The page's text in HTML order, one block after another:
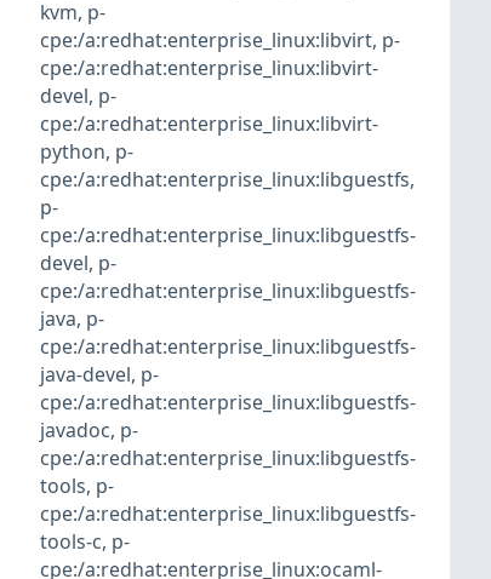
kvm, p-
cpe:/a:redhat:enterprise_linux:libvirt, p-
cpe:/a:redhat:enterprise_linux:libvirt-
devel, p-
cpe:/a:redhat:enterprise_linux:libvirt-
python, p-
cpe:/a:redhat:enterprise_linux:libguestfs,
p-
cpe:/a:redhat:enterprise_linux:libguestfs-
devel, p-
cpe:/a:redhat:enterprise_linux:libguestfs-
java, p-
cpe:/a:redhat:enterprise_linux:libguestfs-
java-devel, p-
cpe:/a:redhat:enterprise_linux:libguestfs-
javadoc, p-
cpe:/a:redhat:enterprise_linux:libguestfs-
tools, p-
cpe:/a:redhat:enterprise_linux:libguestfs-
tools-c, p-
cpe:/a:redhat:enterprise_linux:ocaml-